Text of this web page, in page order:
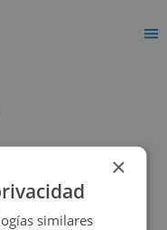
×
similares